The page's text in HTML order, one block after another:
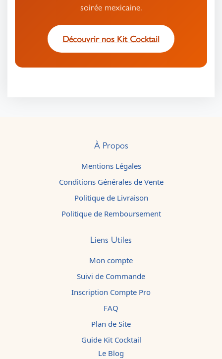
soirée mexicaine.
Découvrir nos Kit Cocktail
À Propos
Mentions Légales
Conditions Générales de Vente
Politique de Livraison
Politique de Remboursement
Liens Utiles
Mon compte
Suivi de Commande
Inscription Compte Pro
FAQ
Plan de Site
Guide Kit Cocktail
Le Blog